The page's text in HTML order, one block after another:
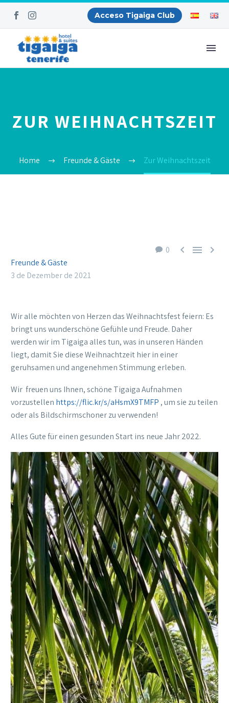
Acceso Tigaiga Club
ZUR WEIHNACHTSZEIT
Home Freunde & Gäste Zur Weihnachtszeit
0   
Freunde & Gäste
3 de Dezember de 2021
Wir alle möchten von Herzen das Weihnachtsfest feiern: Es
bringt uns wunderschöne Gefühle und Freude. Daher
werden wir im Tigaiga alles tun, was in unseren Händen
liegt, damit Sie diese Weihnachtzeit hier in einer
geruhsamen und angenehmen Stimmung erleben.
Wir freuen uns Ihnen, schöne Tigaiga Aufnahmen
vorzustellen https://flic.kr/s/aHsmX9TMFP , um sie zu teilen
oder als Bildschirmschoner zu verwenden!
Alles Gute für einen gesunden Start ins neue Jahr 2022.